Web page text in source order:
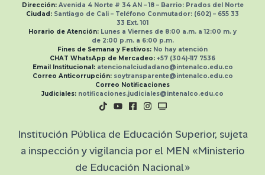
Dirección:Avenida 4 Norte # 34 AN – 18 – Barrio: Prados del Norte
Ciudad: Santiago de Cali – Teléfono Conmutador: (602) – 655 33
33 Ext.101
Horario de Atención: Lunes a Viernes de 8:00 a.m. a 12:00 m. y
de 2:00 p.m. a 6:00 p.m.
Fines de Semana y Festivos: No hay atención
CHAT WhatsApp de Mercadeo: +57 (304)-117 7536
Email Institucional: atencionalciudadano@intenalco.edu.co
Correo Anticorrupción: soytransparente@intenalco.edu.co
Correo Notificaciones
Judiciales: notificaciones.judiciales@intenalco.edu.co
Institución Pública de Educación Superior, sujeta
a inspección y vigilancia por el MEN «Ministerio
de Educación Nacional»